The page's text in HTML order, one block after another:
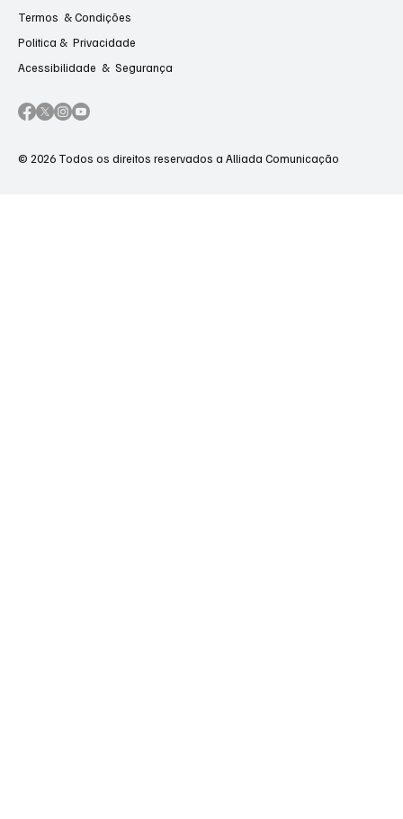
Termos & Condições
Politica & Privacidade
Acessibilidade & Segurança
© 2026 Todos os direitos reservados a Alliada Comunicação